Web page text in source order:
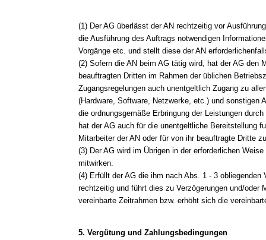
(1) Der AG überlässt der AN rechtzeitig vor
die Ausführung des Auftrags notwendigen
Vorgänge etc. und stellt diese der AN
(2) Sofern die AN beim AG tätig wird, hat der AG den
beauftragten Dritten im Rahmen der üblichen
Zugangsregelungen auch unentgeltlich Zugang zu
(Hardware, Software, Netzwerke, etc.) und sonstigen
die ordnungsgemäße Erbringung der Leistungen
hat der AG auch für die unentgeltliche Bereitstellung
Mitarbeiter der AN oder für von ihr beauftragte Dritte
(3) Der AG wird im Übrigen in der erforderlichen
mitwirken.
(4) Erfüllt der AG die ihm nach Abs. 1 - 3 obliegenden
rechtzeitig und führt dies zu Verzögerungen und/oder
vereinbarte Zeitrahmen bzw. erhöht sich die
5. Vergütung und Zahlungsbedingungen